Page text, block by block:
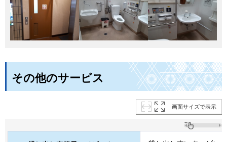
その他のサービス
画面サイズで表示